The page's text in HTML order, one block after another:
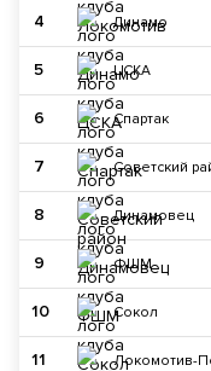
4 Динамо
5 ЦСКА
6 Спартак
7 Советский
8 Динамовец
9 ФШМ
10 Сокол
11 Локомотив-